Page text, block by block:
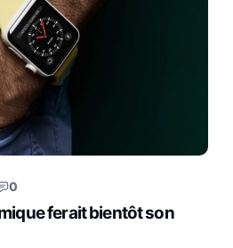
0
ferait bientôt son